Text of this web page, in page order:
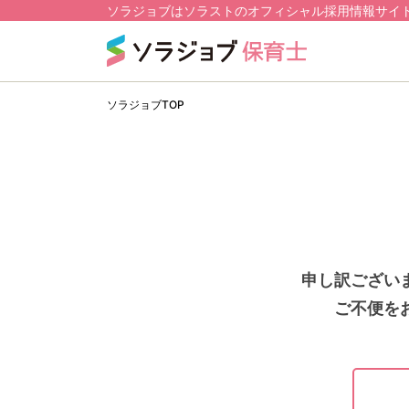
ソラジョブはソラストのオフィシャル採用情報サイ
ソラジョブTOP
申し訳ござい
ご不便を